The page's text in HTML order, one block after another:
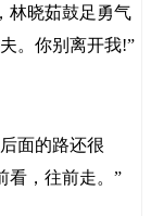
晓茹鼓足勇气
。你别离开我!”
面的路还很
看，往前走。”